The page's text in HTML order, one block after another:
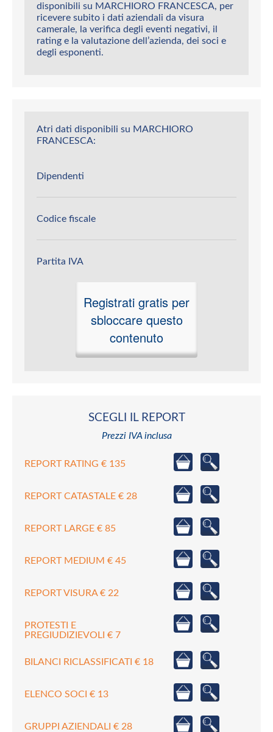
disponibili su MARCHIORO FRANCESCA, per
ricevere subito i dati aziendali da visura
camerale, la verifica degli eventi negativi, il
rating e la valutazione dell’azienda, dei soci e
degli esponenti.
Atri dati disponibili su MARCHIORO
FRANCESCA:
Dipendenti
Codice fiscale
Partita IVA
Registrati gratis per
sbloccare questo
contenuto
SCEGLI IL REPORT
Prezzi IVA inclusa
REPORT RATING € 135
REPORT CATASTALE € 28
REPORT LARGE € 85
REPORT MEDIUM € 45
REPORT VISURA € 22
PROTESTI E
PREGIUDIZIEVOLI € 7
BILANCI RICLASSIFICATI € 18
ELENCO SOCI € 13
GRUPPI AZIENDALI € 28